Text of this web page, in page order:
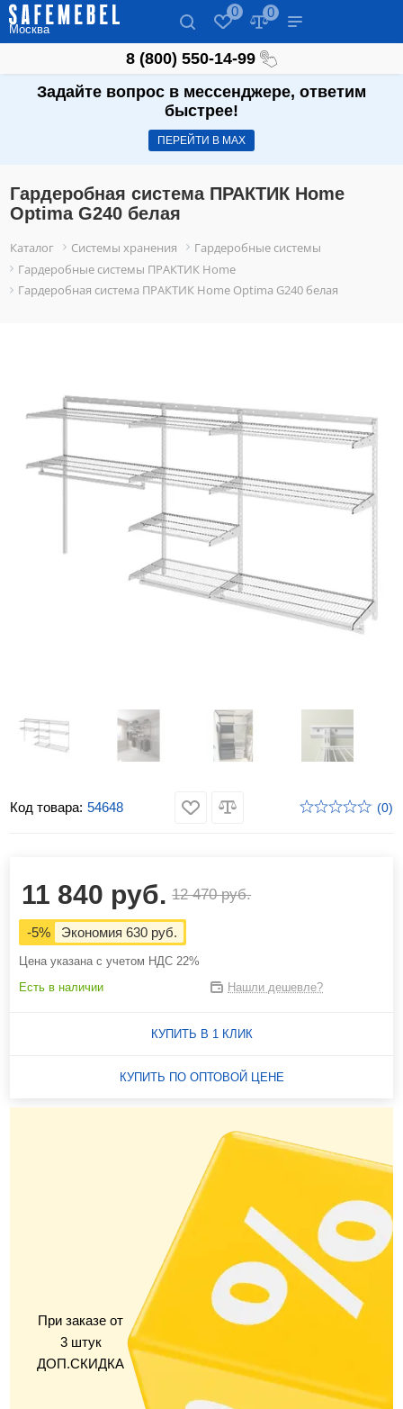
Москва
0 0
8 (800) 550-14-99
Задайте вопрос в мессенджере, ответим
быстрее!
ПЕРЕЙТИ В МАХ
Гардеробная система ПРАКТИК Home
Optima G240 белая
Каталог Системы хранения
Гардеробные системы
Гардеробные системы ПРАКТИК Home
Гардеробная система ПРАКТИК Home Optima G240 белая
Код товара: 54648 (0)
11 840 руб. 12 470 руб.
-5% Экономия 630 руб.
Цена указана с учетом НДС 22%
Есть в наличии
Нашли дешевле?
КУПИТЬ В 1 КЛИК
КУПИТЬ ПО ОПТОВОЙ ЦЕНЕ
При заказе от
3 штук
ДОП.СКИДКА